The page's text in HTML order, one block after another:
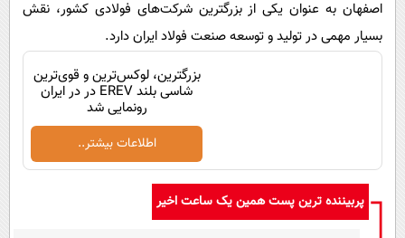
اصفهان به عنوان یکی از بزرگترین شرکت‌های فولادی کشور، نقش
بسیار مهمی در تولید و توسعه صنعت فولاد ایران دارد.
بزرگترین، لوکس‌ترین و قوی‌ترین
شاسی بلند EREV در در ایران
رونمایی شد
اطلاعات بیشتر..
پربیننده ترین پست همین یک ساعت اخیر